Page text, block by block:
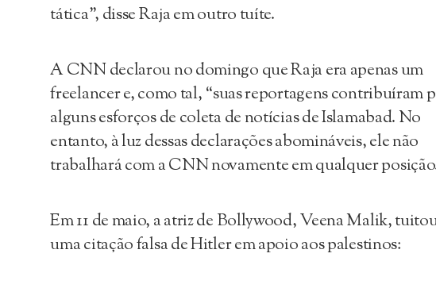
tática”, disse Raja em outro tuíte.
A CNN declarou no domingo que Raja era apenas um
freelancer e, como tal, “suas reportagens contribuíram
alguns esforços de coleta de notícias de Islamabad. No
entanto, à luz dessas declarações abomináveis, ele não
trabalhará com a CNN novamente em qualquer
Em 11 de maio, a atriz de Bollywood, Veena Malik,
uma citação falsa de Hitler em apoio aos palestinos: